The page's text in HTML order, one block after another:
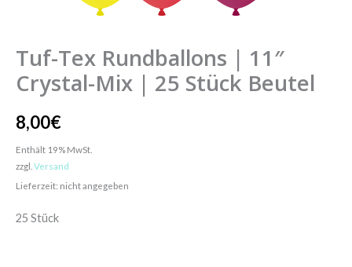
Tuf-Tex Rundballons | 11″
Crystal-Mix | 25 Stück Beutel
8,00€
Enthält 19% MwSt.
zzgl. Versand
Lieferzeit: nicht angegeben
25 Stück